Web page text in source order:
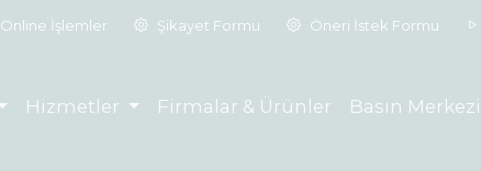
Online İşlemler Şikayet Formu Öneri İstek Formu
Hizmetler Firmalar & Ürünler Basın Merkezi